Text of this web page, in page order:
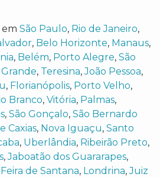
em São Paulo, Rio de Janeiro,
, Belo Horizonte, Manaus,
, Belém, Porto Alegre, São
, Teresina,João Pessoa,
, Florianópolis, Porto Velho,
Branco, Vitória, Palmas,
, São Gonçalo, São Bernardo
Caxias, Nova Iguaçu, Santo
, Uberlândia, Ribeirão Preto,
,Jaboatão dos Guararapes,
Feira de Santana, Londrina,Juiz